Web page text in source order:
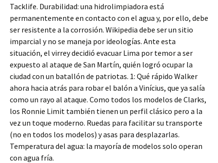
Tacklife. Durabilidad: una hidrolimpiadora está
permanentemente en contacto con el agua y, por ello, debe
ser resistente a la corrosión. Wikipedia debe ser un sitio
imparcial y no se maneja por ideologías. Ante esta
situación, el virrey decidió evacuar Lima por temor a ser
expuesto al ataque de San Martín, quién logró ocupar la
ciudad con un batallón de patriotas. 1: Qué rápido Walker
ahora hacia atrás para robar el balón a Vinícius, que ya salía
como un rayo al ataque. Como todos los modelos de Clarks,
los Ronnie Limit también tienen un perfil clásico pero a la
vez un toque moderno. Ruedas para facilitar su transporte
(no en todos los modelos) y asas para desplazarlas.
Temperatura del agua: la mayoría de modelos solo operan
con agua fría.